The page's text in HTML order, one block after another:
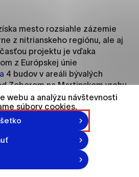
mesto rozsiahle zázemie
z nitrianskeho regiónu, ale aj
projektu je vďaka
z Európskej únie
4 budov v areáli bývalých
Zoborom na Martinskom vrchu,
kina Palace na Radlinského
centrá budú navzájom
a tak oživia centrum i perifériu
bude KCN
zamestnanosti a schopnosti
webu a analýzu návštevnosti
súbory cookies.
prevádzkovateľovi
návštevníci stránok stránku
stránky optimalizovať a
Všetky dáta sa
nie je možné ich spojiť s